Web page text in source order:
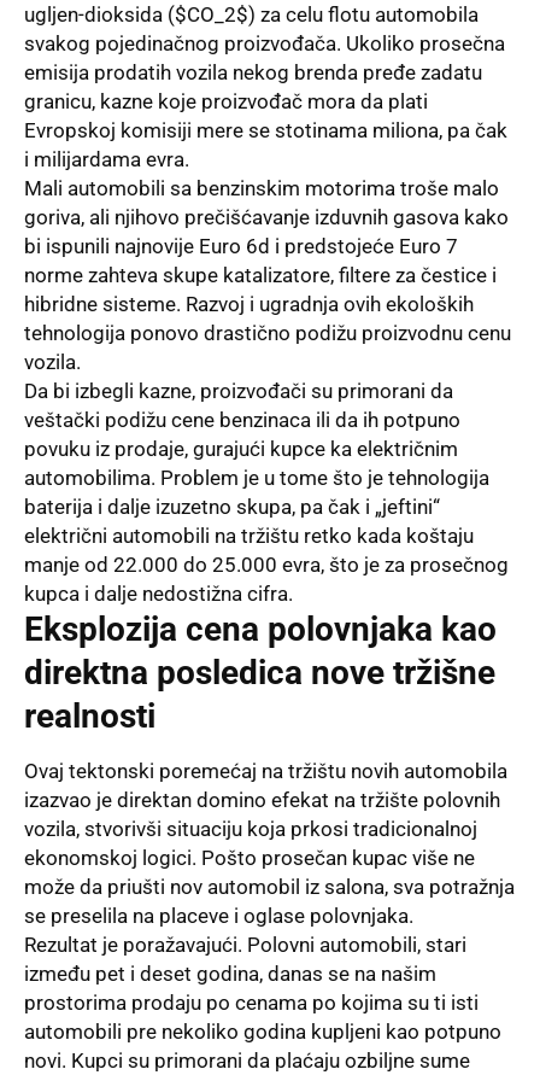
ugljen-dioksida ($CO_2$) za celu flotu automobila
svakog pojedinačnog proizvođača. Ukoliko prosečna
emisija prodatih vozila nekog brenda pređe zadatu
granicu, kazne koje proizvođač mora da plati
Evropskoj komisiji mere se stotinama miliona, pa čak
i milijardama evra.
Mali automobili sa benzinskim motorima troše malo
goriva, ali njihovo prečišćavanje izduvnih gasova kako
bi ispunili najnovije Euro 6d i predstojeće Euro 7
norme zahteva skupe katalizatore, filtere za čestice i
hibridne sisteme. Razvoj i ugradnja ovih ekoloških
tehnologija ponovo drastično podižu proizvodnu cenu
vozila.
Da bi izbegli kazne, proizvođači su primorani da
veštački podižu cene benzinaca ili da ih potpuno
povuku iz prodaje, gurajući kupce ka električnim
automobilima. Problem je u tome što je tehnologija
baterija i dalje izuzetno skupa, pa čak i „jeftini“
električni automobili na tržištu retko kada koštaju
manje od 22.000 do 25.000 evra, što je za prosečnog
kupca i dalje nedostižna cifra.
Eksplozija cena polovnjaka kao
direktna posledica nove tržišne
realnosti
Ovaj tektonski poremećaj na tržištu novih automobila
izazvao je direktan domino efekat na tržište polovnih
vozila, stvorivši situaciju koja prkosi tradicionalnoj
ekonomskoj logici. Pošto prosečan kupac više ne
može da priušti nov automobil iz salona, sva potražnja
se preselila na placeve i oglase polovnjaka.
Rezultat je poražavajući. Polovni automobili, stari
između pet i deset godina, danas se na našim
prostorima prodaju po cenama po kojima su ti isti
automobili pre nekoliko godina kupljeni kao potpuno
novi. Kupci su primorani da plaćaju ozbiljne sume